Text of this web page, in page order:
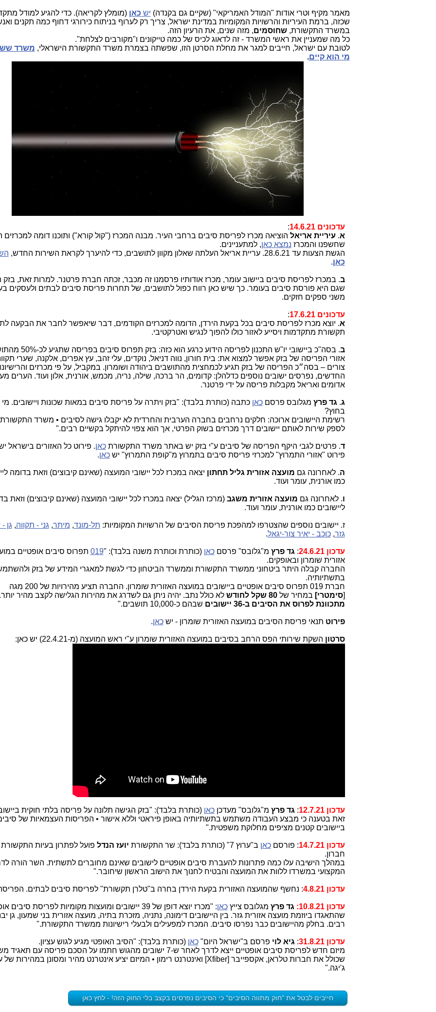
מאמר מקיף וטרי אודות "המודל האמריקאי" (שקיים גם בקנדה) יש כאן (מומלץ לקריאה). כדי להגיע למודל
שכזה, ברמת העיריות והרשויות המקומיות במדינת ישראל, צריך רק לערוף בניתוח כירורגי דחוף כמה תקנים
במשרד התקשורת,שחוסמים, מזה שנים, את הרעיון הזה.
כל מה שמעניין את ראשי המשרד - זה לדאוג לכיס של כמה טייקונים ו"מקורבים לצלחת".
לטובת עם ישראל, חייבים למגר את מחלת הסרטן הזו, שפשתה בצמרת משרד התקשורת הישראלי, משרד
מי הוא קיים.
עדכונים 14.6.21
:
א. עיריית אריאל הוציאה מכרז לפריסת סיבים ברחבי העיר. מבנה המכרז ("קול קורא") ותוכנו דומה למכרזים
שחשפנו והמכרז נמצא כאן, למתעניינים.
הגשת הצעות עד 28.6.21. עריית אריאל העלתה שאלון מקוון לתושבים, כדי להיערך לקראת השירות החדש,
כאן.
ב. במכרז לפריסת סיבים ביישוב עומר, מכרז אודותיו פרסמנו זה מכבר, זכתה חברת פרטנר. למרות זאת, בזק
שגם היא פורסת סיבים בעומר. כך שיש כאן רווח כפול לתושבים, של תחרות פריסת סיבים לבתים ולעסקים
משני ספקים חזקים.
עדכונים 17.6.21
:
א. יוצא מכרז לפריסת סיבים בכל בקעת הירדן, הדומה למכרזים הקודמים, דבר שיאפשר לחבר את הבקעה
תקשורת מתקדמות ויסייע לאזור כולו להפוך לנגיש ואטרקטיבי.
ב
. בסה"כ ביישובי יו"ש התכנון לפריסה
אזורי הפריסה של בזק אפשר למצוא את: בית חורון, נווה דניאל, נוקדים, עלי זהב, עץ אפרים, אלקנה, שערי
צורים – בסה״כ הפריסה של בזק תגיע לכמחצית מהתושבים ביהודה ושומרון. במקביל, על פי מכרזים
החדשים, נפרסים ישובים נוספים כדלהלן: קדומים, הר ברכה, שילה, נריה, מכמש, אורנית, אלון ועוד. הערים
אדומים ואריאל מקבלות פריסה על ידי פרטנר.
ג. גד פרץ מגלובס פרסםכאן כתבה (כותרת בלבד): "בזק ויתרה על פריסת סיבים במאות שכונות ויישובים. מי
בחוץ?
רשימת היישובים ארוכה: חלקים נרחבים בחברה הערבית והחרדית לא יקבלו גישה לסיבים • משרד
לספק שירות לאותם יישובים דרך מכרזים בשוק הפרטי, אך הוא צפוי להיתקל בקשיים רבים."
ד. פרטים לגבי היקף הפריסה של סיבים ע"י בזק יש באתר משרד התקשורתכאן. פירוט כל האזורים בישראל
פירוט "אזורי התמרוץ" למכרזי פריסת סיבים בתמרוץ מ"קופת התמרוץ" ישכאן.
ה. לאחרונה גם מועצה אזורית גליל תחתון יצאה במכרז לכל יישובי המועצה (שאינם קיבוצים) וזאת בדומה
כמו אורנית, עומר ועוד.
ו. לאחרונה גם מועצה אזורית משגב(מרכז הגליל) יצאה במכרז לכל יישובי המועצה (שאינם קיבוצים) וזאת
ליישובים כמו אורנית, עומר ועוד.
ז. יישובים נוספים שהצטרפו למהפכת פריסת הסיבים של הרשויות המקומיות: תל-מונד, מיתר, גני - תקווה, גן
גזר,כוכב - יאיר צור-יגאל.
עדכון 24.6.21 : גד פרץ מ"גלובס" פרסםכאן (כותרת וכותרת משנה בלבד): "019 תפרוס סיבים אופטיים
אזורית שומרון ובאופקים.
החברה קבלה היתר ביטחוני ממשרד התקשורת וממשרד הביטחון כדי לגשת למאגרי המידע של בזק
בתשתיותיה.
חברת 019 תפרוס סיבים אופטיים ביישובים במועצה האזורית שומרון. החברה תציע מהירויות של 200 מגה
[סימטרי] במחיר של80 שקל לחודש לא כולל נתב. יהיה ניתן גם לשדרג את מהירות הגלישה לקצב מהיר
מתכוונת לפרוס את הסיבים ב-36 יישובים
שבהם כ-10,000 תושבים."
פירוט תנאי פריסת הסיבים במועצה האזורית שומרון - ישכאן.
סרטון השקת שירותי הפס הרחב בסיבים במועצה האזורית שומרון ע"י ראש המועצה (מ-22.4.21) יש כאן:
עדכון 12.7.21 : גד פרץ מ"גלובס" מעדכןכאן (כותרת בלבד): "בזק הגישה תלונה על פריסה בלתי חוקית
זאת בטענה כי מבצע העבודה משתמש בתשתיותיה באופן פיראטי וללא אישור • הפריסות העצמאיות של
ביישובים קטנים מציפים מחלוקת משפטית."
עדכון 14.7.21 : פורסםכאן ב"ערוץ 7" (כותרת בלבד): שר התקשורת יועז הנדל פועל לפתרון בעיות
חברון.
במהלך הישיבה עלו כמה פתרונות להעברת סיבים אופטיים לישובים שאינם מחוברים לתשתית. השר הורה
המקצועי במשרדו ללוות את המועצה והבטיח לחנוך את הישוב הראשון שיחובר."
עדכון 4.8.21 : נחשף שהמועצה האזורית בקעת הירדן בחרה ב"טלרן תקשורת" לפריסת סיבים לבתים.
עדכון 10.8.21: גד פרץ מגלובס צייץכאן
: "מכרז יוצא דופן של 39 יישובים ומועצות מקומיות לפריסת סיבים
שהתאגדו ביוזמת מועצה אזורית גזר. בין היישובים דימונה, נתניה, מזכרת בתיה, מועצה אזורית בני שמעון, גן
רבים. בחלק מהיישובים כבר נפרסו סיבים. המכרז למפעילים ולבעלי רישיונות ממשרד התקשורת."
עדכון 31.8.21 : גיא לוי פרסם ב"ישראל היום"כאן (כותרת בלבד): "הסיב האופטי מגיע לגוש עציון.
מיזם חדש לפריסת סיבים אופטיים ייצא לדרך לאחר ש-7 ישובים מהגוש חתמו על הסכם פריסה עם
ג'יגה."
חייבים לבטל את "חוק מתווה הסיבים" כי הסיבים נפרסים בקצב בלי החוק הזה! - לחץ כאן